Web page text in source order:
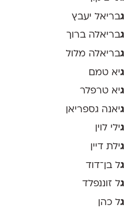
גבריאל יעבץ
גבריאלה ברוך
גבריאלה מלול
גיא טמם
גיא טרפלר
גיאנה גספריאן
גילי לוין
גילת דיין
גל בן־דוד
גל זוננפלד
גל כהן